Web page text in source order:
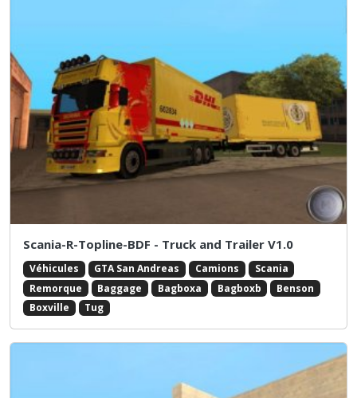
Scania-R-Topline-BDF - Truck and Trailer V1.0
Véhicules GTA San Andreas Camions
Scania
Remorque
Baggage Bagboxa Bagboxb
Benson
Boxville
Tug